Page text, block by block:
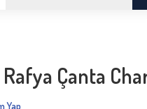
Çanta
Yap